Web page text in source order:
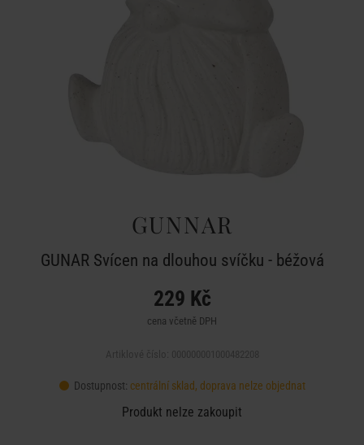
GUNNAR
GUNAR Svícen na dlouhou svíčku - béžová
229 Kč
cena včetně DPH
Dostupnost: centrální sklad, doprava nelze objednat
Produkt nelze zakoupit